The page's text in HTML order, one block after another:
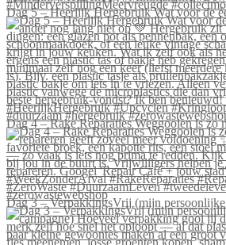
Dag 5 – Heerlijk Hergebruik Wat voor de
Dag 4 – Rake Reparaties Weggooien is zo
Dag 3 – VerpakkingsVrij (mijn